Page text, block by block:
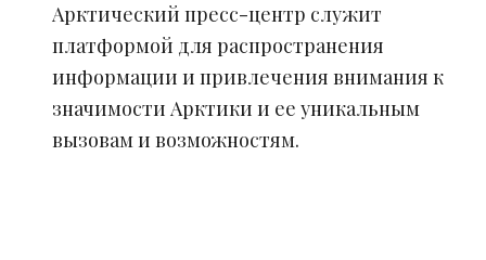
Арктический пресс-центр служит
платформой для распространения
информации и привлечения внимания к
значимости Арктики и ее уникальным
вызовам и возможностям.